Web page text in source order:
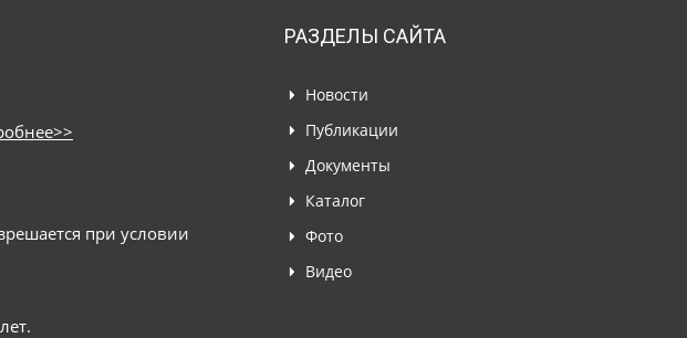
при условии
РАЗДЕЛЫ САЙТА
Новости
Публикации
Документы
Каталог
Фото
Видео